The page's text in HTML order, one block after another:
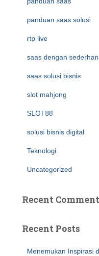
panduan saas solusi
rtp live
saas dengan
saas solusi bisnis
slot mahjong
SLOT88
solusi bisnis digital
Teknologi
Uncategorized
Recent
Recent Posts
Menemukan Inspirasi